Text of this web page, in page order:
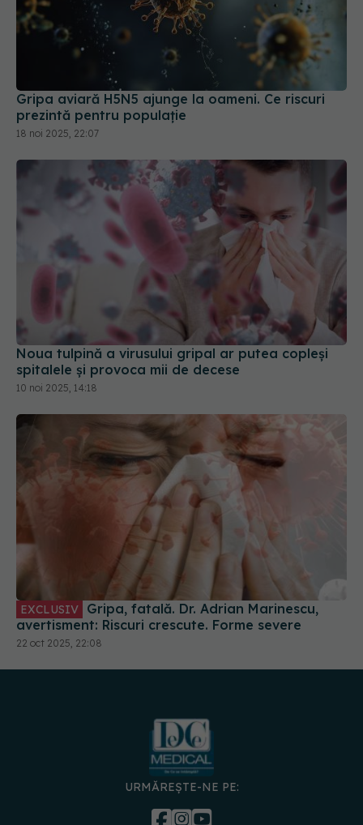
Gripa aviară H5N5 ajunge la oameni. Ce riscuri
prezintă pentru populație
18 noi 2025, 22:07
Noua tulpină a virusului gripal ar putea copleși
spitalele și provoca mii de decese
10 noi 2025, 14:18
EXCLUSIV
avertisment: Riscuri crescute. Forme severe
22 oct 2025, 22:08
URMĂREȘTE-NE PE: